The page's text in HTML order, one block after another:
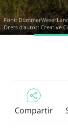
Font:
Drets d'autor: Creative
Compartir